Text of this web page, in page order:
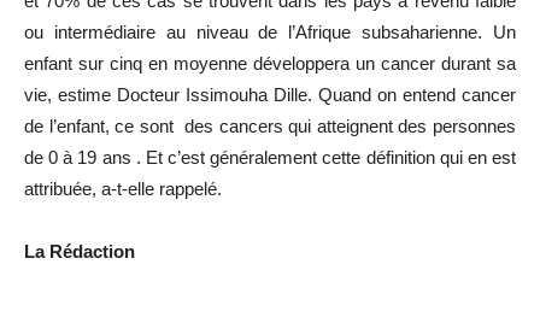
ou intermédiaire au niveau de l’Afrique subsaharienne. Un
enfant sur cinq en moyenne développera un cancer durant sa
vie, estime Docteur Issimouha Dille. Quand on entend cancer
de l’enfant, ce sont des cancers qui atteignent des personnes
de 0 à 19 ans . Et c’est généralement cette définition qui en est
attribuée, a-t-elle rappelé.
La Rédaction